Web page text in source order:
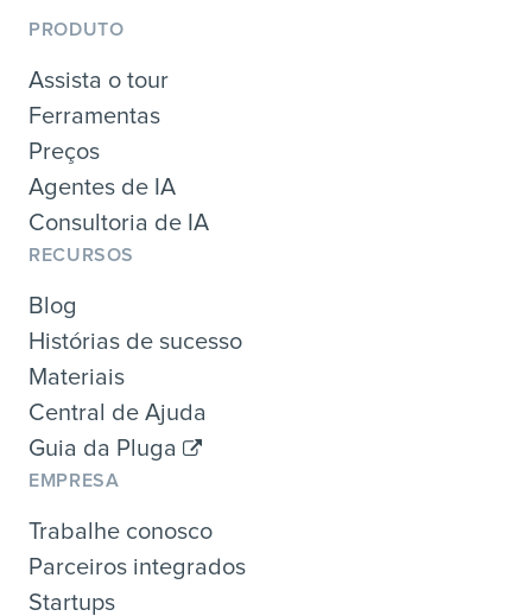
PRODUTO
Assista o tour
Ferramentas
Preços
Agentes de IA
Consultoria de IA
RECURSOS
Blog
Histórias de sucesso
Materiais
Central de Ajuda
Guia da Pluga
EMPRESA
Trabalhe conosco
Parceiros integrados
Startups